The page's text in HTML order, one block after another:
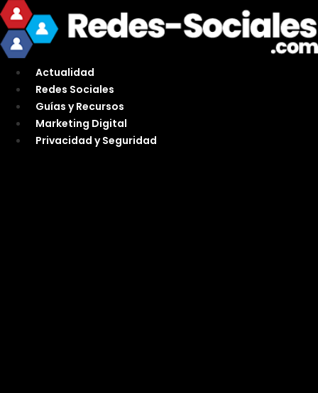
Ir
al
contenido
Actualidad
Redes Sociales
Guías y Recursos
Marketing Digital
Privacidad y Seguridad